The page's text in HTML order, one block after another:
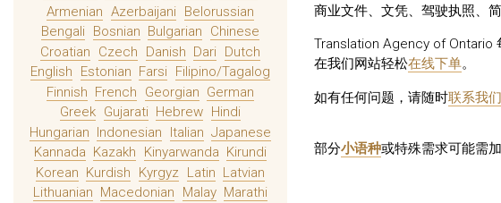
Armenian Azerbaijani
Belorussian
Bengali
Bosnian Bulgarian
Chinese
Croatian
Czech Danish Dari
Dutch
English
Estonian Farsi
Filipino/Tagalog
Finnish French Georgian German
Greek Gujarati Hebrew Hindi
Hungarian Indonesian Italian Japanese
Kannada Kazakh Kinyarwanda Kirundi
Korean Kurdish Kyrgyz Latin Latvian
Lithuanian
Macedonian Malay Marathi
商业文件、文凭、驾驶执照、
Translation Agency of Ontario
在我们网站轻松在线下单。
如有任何问题，请随时联系我们
部分小语种或特殊需求可能需加